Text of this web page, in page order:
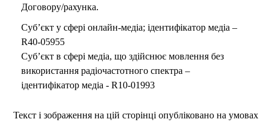
Договору/рахунка.
Суб’єкт у сфері онлайн-медіа; ідентифікатор медіа –
R40-05955
Суб’єкт в сфері медіа, що здійснює мовлення без
використання радіочастотного спектра –
ідентифікатор медіа - R10-01993
Текст і зображення на цій сторінці опубліковано на умовах